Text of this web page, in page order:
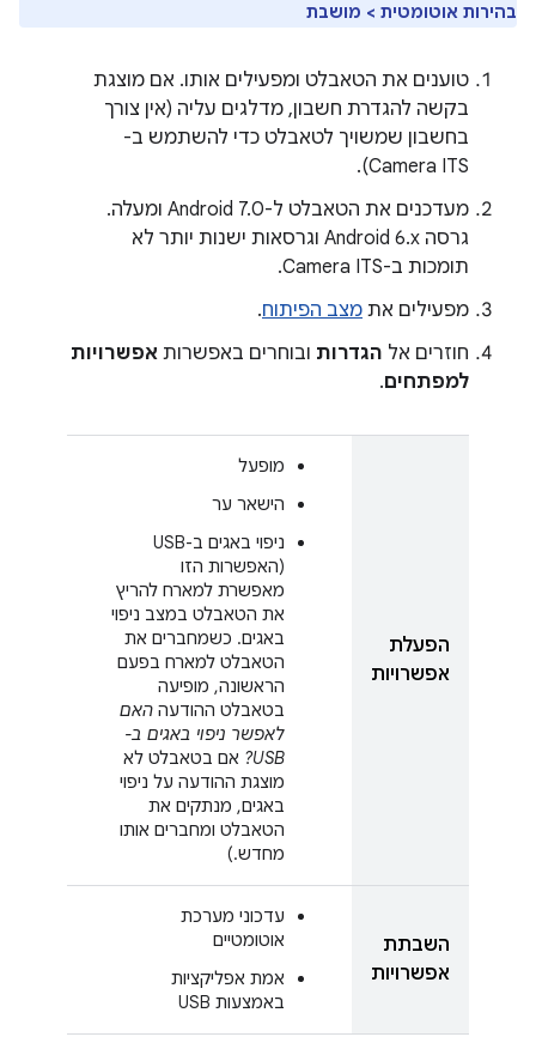
בהירות אוטומטית > מושבת
טוענים את הטאבלט ומפעילים אותו. אם מוצגת
בקשה להגדרת חשבון, מדלגים עליה (אין צורך
בחשבון שמשויך לטאבלט כדי להשתמש ב-
Camera ITS).
מעדכנים את הטאבלט ל-Android 7.0 ומעלה.
גרסה Android 6.x וגרסאות ישנות יותר לא
תומכות ב-Camera ITS.
מפעילים את מצב הפיתוח.
חוזרים אל הגדרות ובוחרים באפשרות אפשרויות
למפתחים.
הפעלת
אפשרויות
מופעל
הישאר ער
ניפוי באגים ב-USB
(האפשרות הזו
מאפשרת למארח להריץ
את הטאבלט במצב ניפוי
באגים. כשמחברים את
הטאבלט למארח בפעם
הראשונה, מופיעה
בטאבלט ההודעה האם
לאפשר ניפוי באגים ב-
USB?
אם בטאבלט לא
מוצגת ההודעה על ניפוי
באגים, מנתקים את
הטאבלט ומחברים אותו
מחדש.)
השבתת
אפשרויות
עדכוני מערכת
אוטומטיים
אמת אפליקציות
באמצעות USB